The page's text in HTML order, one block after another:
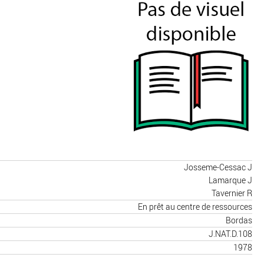
Josseme-Cessac J
Lamarque J
Tavernier R
En prêt au centre de ressources
Bordas
J.NAT.D.108
1978